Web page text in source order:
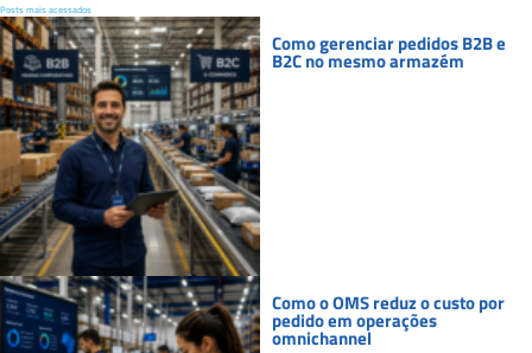
Posts mais acessados
Como gerenciar pedidos B2B e
B2C no mesmo armazém
Como o OMS reduz o custo por
pedido em operações
omnichannel